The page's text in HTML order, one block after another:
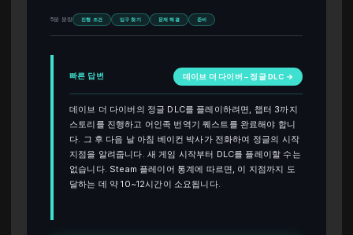
5분 분량 진행 조건 입구 찾기 문제 해결 준비
빠른 답변 데이브 더 다이버 – 정글 DLC →
데이브 더 다이버의 정글 DLC를 플레이하려면, 챕터 3까지
스토리를 진행하고 어인족 번역기 퀘스트를 완료해야 합니
다. 그 후 다음 날 아침 베이컨 박사가 전화하여 정글의 시작
지점을 알려줍니다. 새 게임 시작부터 DLC를 플레이할 수는
없습니다. Steam 플레이어 통계에 따르면, 이 지점까지 도
달하는 데 약 10~12시간이 소요됩니다.